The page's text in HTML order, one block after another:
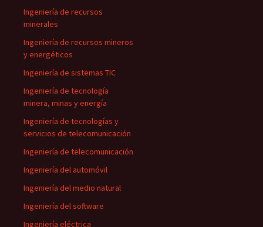
Ingeniería de recursos
minerales
Ingeniería de recursos mineros
y energéticos
Ingeniería de sistemas TIC
Ingeniería de tecnología
minera, minas y energía
Ingeniería de tecnologías y
servicios de telecomunicación
Ingeniería de telecomunicación
Ingeniería del automóvil
Ingeniería del medio natural
Ingeniería del software
Ingeniería eléctrica